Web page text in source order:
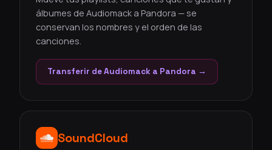
álbumes de Audiomack a Pandora — se
conservan los nombres y el orden de las
canciones.
Transferir de Audiomack a Pandora →
SoundCloud